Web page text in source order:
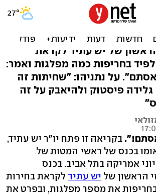
דקה הועברו כספים
לנו את המדינה
של יש עתיד לקראת
בחריפות כמה מפלגות ואמר:
על נתניהו: "שחיתות זה
פיסטוק ולהיאבק על זה
בקריאה זו פתח יו"ר יש עתיד,
בכנס של ראשי המטות של
אמריקה בתל אביב. בכנס
הראשון של יש עתיד לקראת בחירות
בחריפות את מספר מפלגות, ובפרט את